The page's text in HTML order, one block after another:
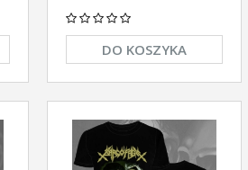
DO KOSZYKA